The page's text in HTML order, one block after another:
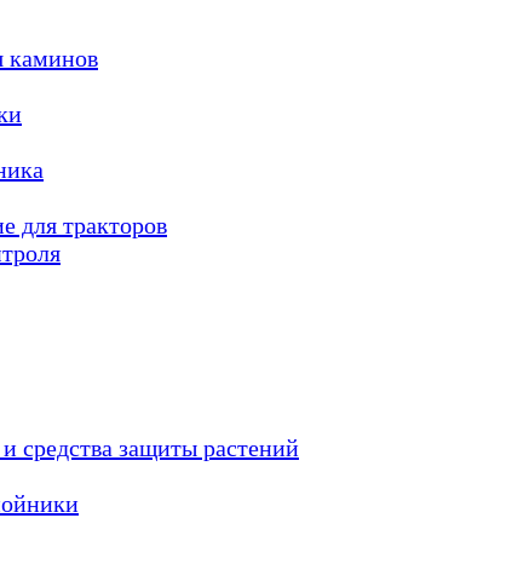
каминов
для тракторов
средства защиты растений